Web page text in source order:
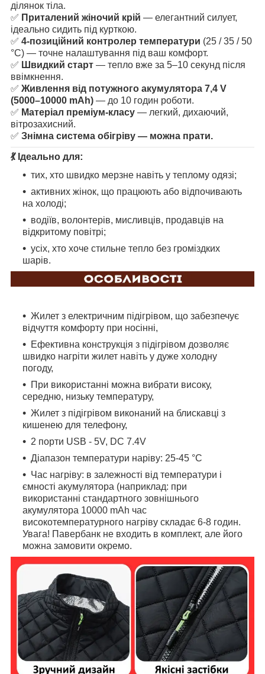
ділянок тіла.
✅ Приталений жіночий крій — елегантний силует,
ідеально сидить під курткою.
✅ 4-позиційний контролер температури (25 / 35 / 50
°C) — точне налаштування під ваш комфорт.
✅ Швидкий старт — тепло вже за 5–10 секунд після
ввімкнення.
✅ Живлення від потужного акумулятора 7,4 V
(5000–10000 mAh) — до 10 годин роботи.
✅ Матеріал преміум-класу — легкий, дихаючий,
вітрозахисний.
✅ Знімна система обігріву — можна прати.
💃 Ідеально для:
тих, хто швидко мерзне навіть у теплому одязі;
активних жінок, що працюють або відпочивають
на холоді;
водіїв, волонтерів, мисливців, продавців на
відкритому повітрі;
усіх, хто хоче стильне тепло без громіздких
шарів.
Жилет з електричним підігрівом, що забезпечує
відчуття комфорту при носінні,
Ефективна конструкція з підігрівом дозволяє
швидко нагріти жилет навіть у дуже холодну
погоду,
При використанні можна вибрати високу,
середню, низьку температуру,
Жилет з підігрівом виконаний на блискавці з
кишенею для телефону,
2 порти USB - 5V, DC 7.4V
Діапазон температури наріву: 25-45 °C
Час нагріву: в залежності від температури і
ємності акумулятора (наприклад: при
використанні стандартного зовнішнього
акумулятора 10000 mAh час
високотемпературного нагріву складає 6-8 годин.
Увага! Павербанк не входить в комплект, але його
можна замовити окремо.